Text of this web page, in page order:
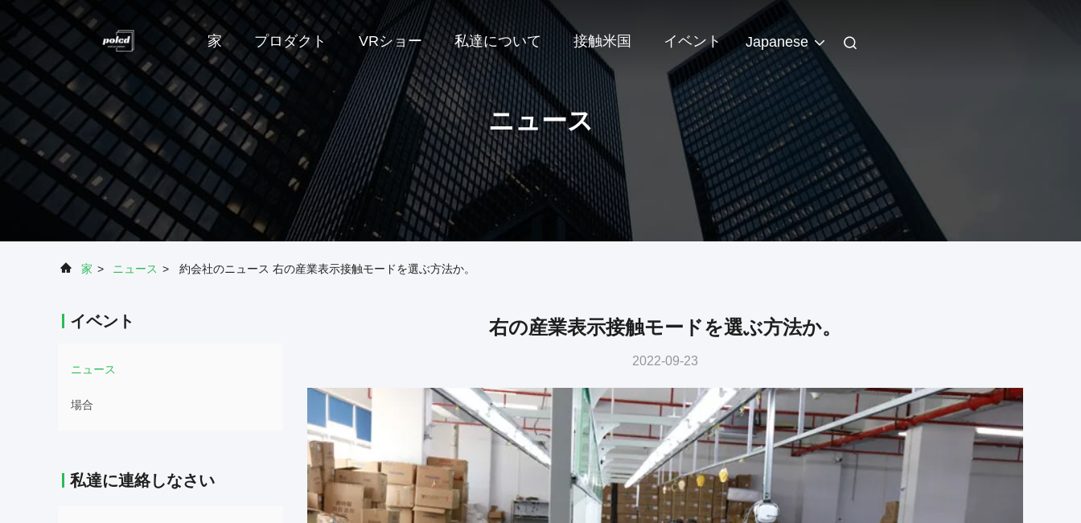
家 プロダクト VRショー 私達について 接触米国 イベント Japanese
ニュース
家 > ニュース > 約会社のニュース 右の産業表示接触モードを選ぶ方法か。
イベント
ニュース
場合
私達に連絡しなさい
右の産業表示接触モードを選ぶ方法か。
2022-09-23